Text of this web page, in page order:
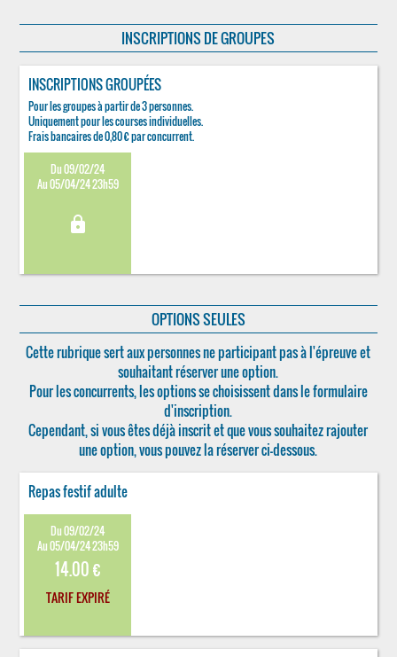
INSCRIPTIONS DE GROUPES
INSCRIPTIONS GROUPÉES
Pour les groupes à partir de 3 personnes.
Uniquement pour les courses individuelles.
Frais bancaires de 0,80 € par concurrent.
Du 09/02/24
Au 05/04/24 23h59
lock
OPTIONS SEULES
Cette rubrique sert aux personnes ne participant pas à l'épreuve et
souhaitant réserver une option.
Pour les concurrents, les options se choisissent dans le formulaire
d'inscription.
Cependant, si vous êtes déjà inscrit et que vous souhaitez rajouter
une option, vous pouvez la réserver ci-dessous.
Repas festif adulte
Du 09/02/24
Au 05/04/24 23h59
14.00 €
TARIF EXPIRÉ